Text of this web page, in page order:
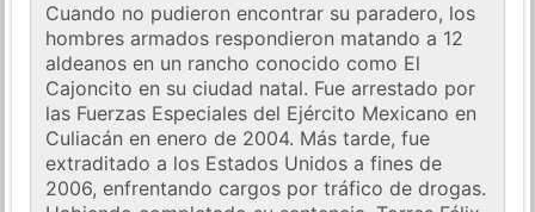
Cuando no pudieron encontrar su paradero, los
hombres armados respondieron matando a 12
aldeanos en un rancho conocido como El
Cajoncito en su ciudad natal. Fue arrestado por
las Fuerzas Especiales del Ejército Mexicano en
Culiacán en enero de 2004. Más tarde, fue
extraditado a los Estados Unidos a fines de
2006, enfrentando cargos por tráfico de drogas.